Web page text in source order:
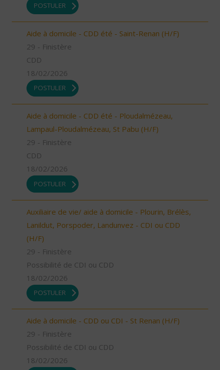
POSTULER
Aide à domicile - CDD été - Saint-Renan (H/F)
29 - Finistère
CDD
18/02/2026
POSTULER
Aide à domicile - CDD été - Ploudalmézeau,
Lampaul-Ploudalmézeau, St Pabu (H/F)
29 - Finistère
CDD
18/02/2026
POSTULER
Auxiliaire de vie/ aide à domicile - Plourin, Brélès,
Lanildut, Porspoder, Landunvez - CDI ou CDD
(H/F)
29 - Finistère
Possibilité de CDI ou CDD
18/02/2026
POSTULER
Aide à domicile - CDD ou CDI - St Renan (H/F)
29 - Finistère
Possibilité de CDI ou CDD
18/02/2026